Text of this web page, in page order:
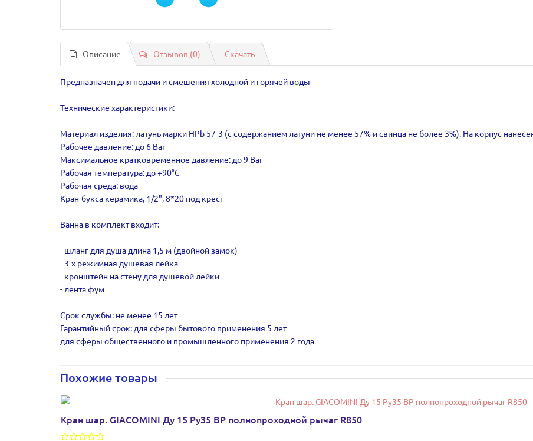
Описание Отзывов (0) Скачать
Предназначен для подачи и смешения холодной и горячей воды
Технические характеристики:
Материал изделия: латунь марки HPb 57-3 (с содержанием латуни не менее 57% и свинца не более 3%). На корпус
Рабочее давление: до 6 Bar
Максимальное кратковременное давление: до 9 Bar
Рабочая температура: до +90°С
Рабочая среда: вода
Кран-букса керамика, 1/2", 8*20 под крест
Ванна в комплект входит:
- шланг для душа длина 1,5 м (двойной замок)
- 3-х режимная душевая лейка
- кронштейн на стену для душевой лейки
- лента фум
Срок службы: не менее 15 лет
Гарантийный срок: для сферы бытового применения 5 лет
для сферы общественного и промышленного применения 2 года
Похожие товары
Кран шар. GIACOMINI Ду 15 Ру35 ВР полнопроходной рычаг R850